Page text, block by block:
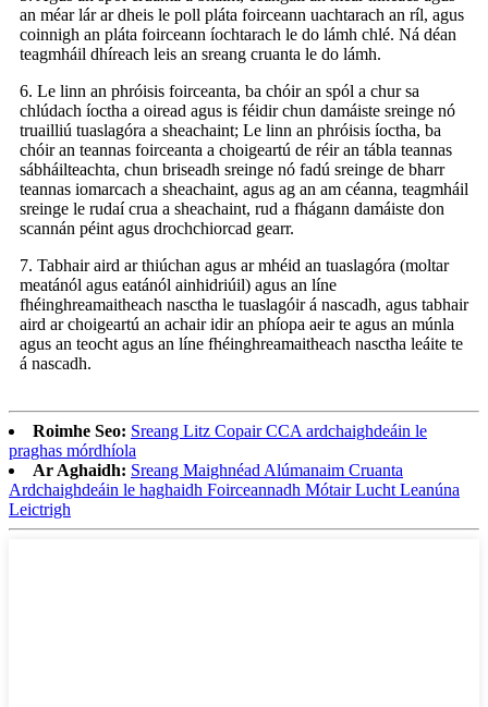
an méar lár ar dheis le poll pláta foirceann uachtarach an ríl, agus
coinnigh an pláta foirceann íochtarach le do lámh chlé. Ná déan
teagmháil dhíreach leis an sreang cruanta le do lámh.
6. Le linn an phróisis foirceanta, ba chóir an spól a chur sa
chlúdach íoctha a oiread agus is féidir chun damáiste sreinge nó
truailliú tuaslagóra a sheachaint; Le linn an phróisis íoctha, ba
chóir an teannas foirceanta a choigeartú de réir an tábla teannas
sábháilteachta, chun briseadh sreinge nó fadú sreinge de bharr
teannas iomarcach a sheachaint, agus ag an am céanna, teagmháil
sreinge le rudaí crua a sheachaint, rud a fhágann damáiste don
scannán péint agus drochchiorcad gearr.
7. Tabhair aird ar thiúchan agus ar mhéid an tuaslagóra (moltar
meatánól agus eatánól ainhidriúil) agus an líne
fhéinghreamaitheach nasctha le tuaslagóir á nascadh, agus tabhair
aird ar choigeartú an achair idir an phíopa aeir te agus an múnla
agus an teocht agus an líne fhéinghreamaitheach nasctha leáite te
á nascadh.
Roimhe Seo: Sreang Litz Copair CCA ardchaighdeáin le
praghas mórdhíola
Ar Aghaidh: Sreang Maighnéad Alúmanaim Cruanta
Ardchaighdeáin le haghaidh Foirceannadh Mótair Lucht Leanúna
Leictrigh